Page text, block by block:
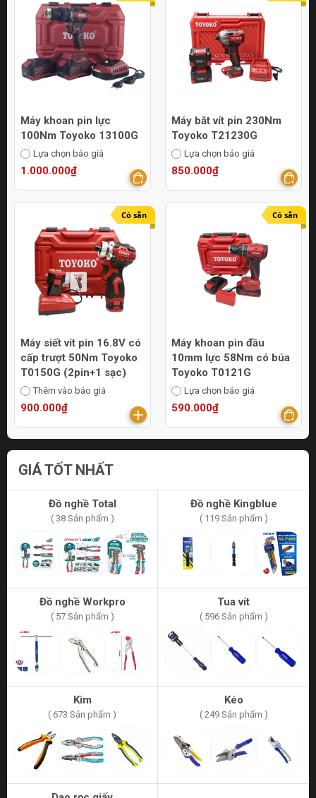
Máy khoan pin lực
100Nm Toyoko 13100G
Lựa chọn báo giá
1.000.000₫
Máy bắt vít pin 230Nm
Toyoko T21230G
Lựa chọn báo giá
850.000₫
Có sẵn
Máy siết vít pin 16.8V có
cấp trượt 50Nm Toyoko
T0150G (2pin+1 sạc)
Thêm vào báo giá
900.000₫
Có sẵn
Máy khoan pin đầu
10mm lực 58Nm có búa
Toyoko T0121G
Lựa chọn báo giá
590.000₫
GIÁ TỐT NHẤT
Đồ nghề Total
( 38 Sản phẩm )
Đồ nghề Kingblue
( 119 Sản phẩm )
Đồ nghề Workpro
( 57 Sản phẩm )
Tua vít
( 596 Sản phẩm )
Kìm
( 673 Sản phẩm )
Kéo
( 249 Sản phẩm )